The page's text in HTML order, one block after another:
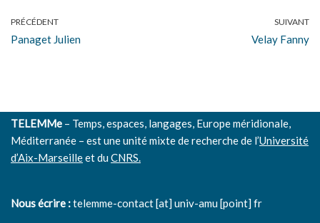
PRÉCÉDENT
Panaget Julien
SUIVANT
Velay Fanny
TELEMMe – Temps, espaces, langages, Europe méridionale,
Méditerranée – est une unité mixte de recherche de l’Université
d’Aix-Marseilleet duCNRS.
Nous écrire :telemme-contact [at] univ-amu [point] fr